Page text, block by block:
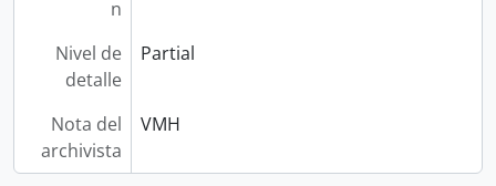
n
Nivel de
detalle
Partial
Nota del
archivista
VMH